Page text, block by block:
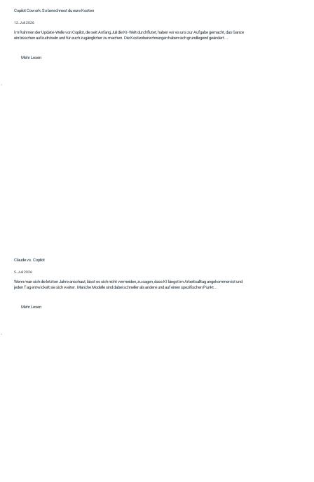
Copilot Cowork: So berechnest du eure Kosten
12. Juli 2026
Im Rahmen der Update-Welle von Copilot, die seit Anfang Juli die KI-Welt durchflutet, haben wir es uns zur Aufgabe gemacht, das Ganze
ein bisschen aufzudröseln und für euch zugänglicher zu machen. Die Kostenberechnungen haben sich grundlegend geändert...
Mehr Lesen
Claude vs. Copilot
5. Juli 2026
Wenn man sich die letzten Jahre anschaut, lässt es sich nicht vermeiden, zu sagen, dass KI längst im Arbeitsalltag angekommen ist und
jeden Tag entwickelt sie sich weiter. Manche Modelle sind dabei schneller als andere und auf einen spezifischen Punkt...
Mehr Lesen